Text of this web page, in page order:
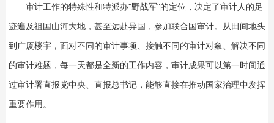
审计工作的特殊性和特派办“野战军”的定位，决定了审计人的足
迹遍及祖国山河大地，甚至远赴异国，参加联合国审计。从田间地头
到广厦楼宇，面对不同的审计事项、接触不同的审计对象、解决不同
的审计难题，每一天都是全新的工作内容，审计成果可以第一时间通
过审计署直报党中央、直报总书记，能够直接在推动国家治理中发挥
重要作用。